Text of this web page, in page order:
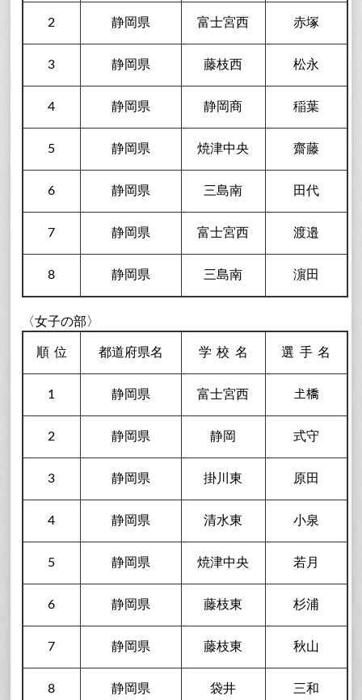
2 静岡県 富士宮西 赤塚
3 静岡県 藤枝西 松永
4 静岡県 静岡商 稲葉
5 静岡県 焼津中央 齋藤
6 静岡県 三島南 田代
7 静岡県 富士宮西 渡邉
8 静岡県 三島南 濵田
〈女子の部〉
順位 都道府県名 学校 名 選手名
1 静岡県 富士宮西 𡈽橋
2 静岡県 静岡 式守
3 静岡県 掛川東 原田
4 静岡県 清水東 小泉
5 静岡県 焼津中央 若月
6 静岡県 藤枝東 杉浦
7 静岡県 藤枝東 秋山
8 静岡県 袋井 三和